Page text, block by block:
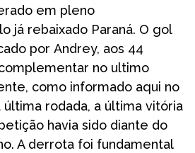
em pleno
já rebaixado Paraná. O gol
por Andrey, aos 44
no ultimo
como informado aqui no
última rodada, a última vitória
havia sido diante do
A derrota foi fundamental